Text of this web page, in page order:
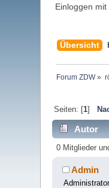
Einloggen
Übersicht
Forum ZDW»
Seiten: [1]
Autor
0 Mitglieder
Admin